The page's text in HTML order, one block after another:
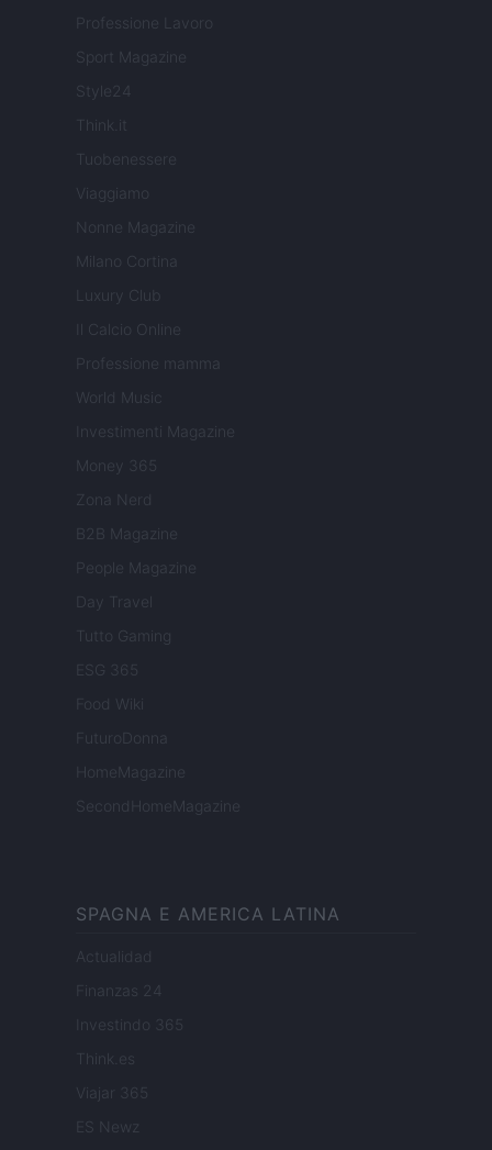
Professione Lavoro
Sport Magazine
Style24
Think.it
Tuobenessere
Viaggiamo
Nonne Magazine
Milano Cortina
Luxury Club
Il Calcio Online
Professione mamma
World Music
Investimenti Magazine
Money 365
Zona Nerd
B2B Magazine
People Magazine
Day Travel
Tutto Gaming
ESG 365
Food Wiki
FuturoDonna
HomeMagazine
SecondHomeMagazine
SPAGNA E AMERICA LATINA
Actualidad
Finanzas 24
Investindo 365
Think.es
Viajar 365
ES Newz